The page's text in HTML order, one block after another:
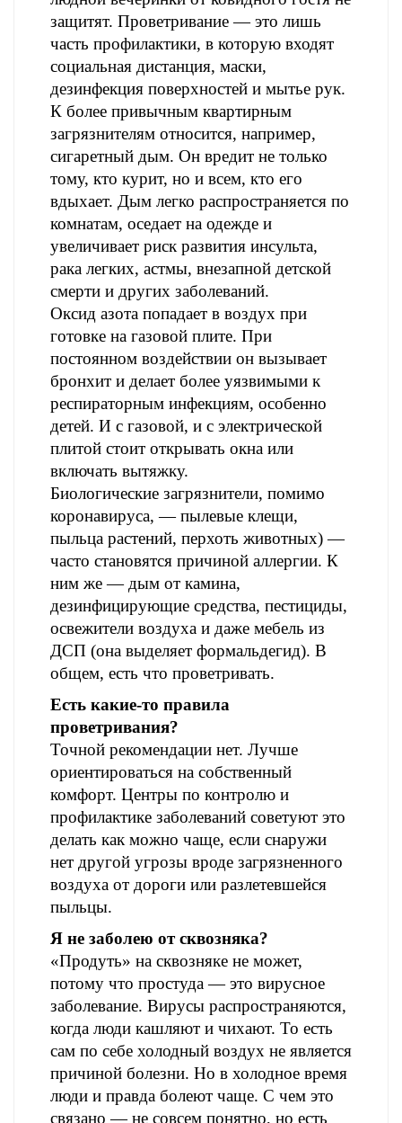
защитят. Проветривание — это лишь
часть профилактики, в которую входят
социальная дистанция, маски,
дезинфекция поверхностей и мытье рук.
К более привычным квартирным
загрязнителям относится, например,
сигаретный дым. Он вредит не только
тому, кто курит, но и всем, кто его
вдыхает. Дым легко распространяется по
комнатам, оседает на одежде и
увеличивает риск развития инсульта,
рака легких, астмы, внезапной детской
смерти и других заболеваний.
Оксид азота попадает в воздух при
готовке на газовой плите. При
постоянном воздействии он вызывает
бронхит и делает более уязвимыми к
респираторным инфекциям, особенно
детей. И с газовой, и с электрической
плитой стоит открывать окна или
включать вытяжку.
Биологические загрязнители, помимо
коронавируса, — пылевые клещи,
пыльца растений, перхоть животных) —
часто становятся причиной аллергии. К
ним же — дым от камина,
дезинфицирующие средства, пестициды,
освежители воздуха и даже мебель из
ДСП (она выделяет формальдегид). В
общем, есть что проветривать.
Есть какие-то правила
проветривания?
Точной рекомендации нет. Лучше
ориентироваться на собственный
комфорт. Центры по контролю и
профилактике заболеваний советуют это
делать как можно чаще, если снаружи
нет другой угрозы вроде загрязненного
воздуха от дороги или разлетевшейся
пыльцы.
Я не заболею от сквозняка?
«Продуть» на сквозняке не может,
потому что простуда ― это вирусное
заболевание. Вирусы распространяются,
когда люди кашляют и чихают. То есть
сам по себе холодный воздух не является
причиной болезни. Но в холодное время
люди и правда болеют чаще. С чем это
связано ― не совсем понятно, но есть